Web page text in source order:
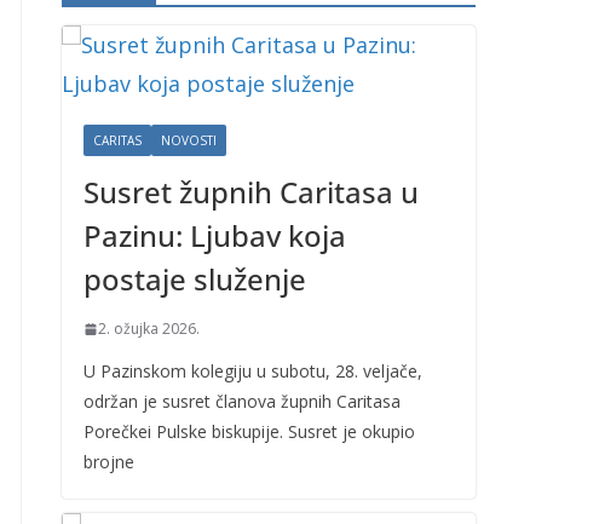
CARITAS NOVOSTI
Susret župnih Caritasa u
Pazinu: Ljubav koja
postaje služenje
2. ožujka 2026.
U Pazinskom kolegiju u subotu, 28. veljače,
održan je susret članova župnih Caritasa
Porečkei Pulske biskupije. Susret je okupio
brojne